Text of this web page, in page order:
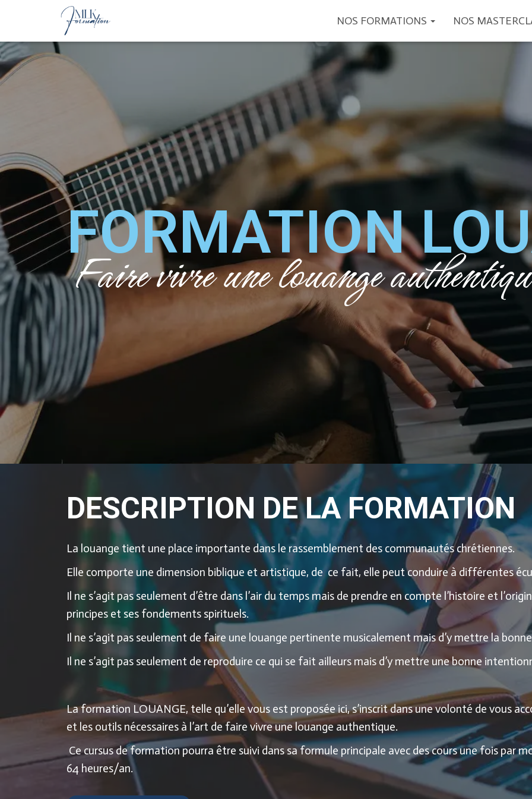
NOS FORMATIONS NOS
FORMATION
Faire vivre une louange
DESCRIPTION DE LAFORMATION
La louange tient une place importante dans le rassemblement des communautés chrétiennes.
Elle comporte une dimension biblique et artistique, dece fait, elle peut conduire à différentes
Il ne s’agit pas seulement d’être dans l’air du temps mais de prendre en compte l’histoire et
principes et ses fondements spirituels.
Il ne s’agit pas seulement de faire une louange pertinente musicalement mais d’y mettre la
Il ne s’agit pas seulement de reproduire ce qui se fait ailleurs mais d’y mettre une bonne
La formation LOUANGE, telle qu’elle vous est proposée ici, s’inscrit dans une volonté de vous
et les outils nécessaires à l’art de faire vivre une louange authentique.
Ce cursus de formation pourra être suivi dans sa formule principale avec des cours une fois par
64 heures/an.